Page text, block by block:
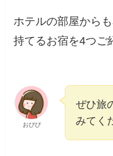
ホテルの部屋から
持てるお宿を4つご
おぴぴ
ぜひ旅
みてく